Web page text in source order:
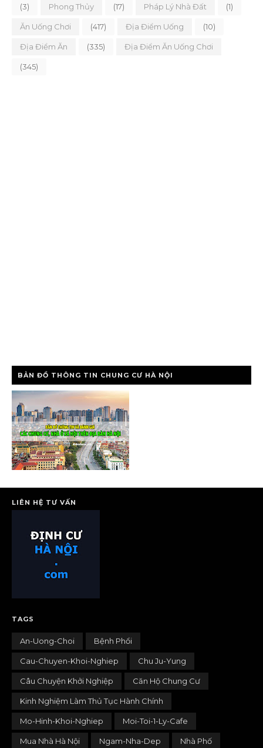
(3) Phong Thủy (17) Pháp Lý Nhà Đất (1)
Ăn Uống Chơi (417) Địa Điểm Uống (10)
Địa Điểm Ăn (335) Địa Điểm Ăn Uống Chơi
(345)
BẢN ĐỒ THÔNG TIN CHUNG CƯ HÀ NỘI
LIÊN HỆ TƯ VẤN
TAGS
An-Uong-Choi Bệnh Phổi
Cau-Chuyen-Khoi-Nghiep Chu Ju-Yung
Câu Chuyện Khởi Nghiệp Căn Hộ Chung Cư
Kinh Nghiệm Làm Thủ Tục Hành Chính
Mo-Hinh-Khoi-Nghiep Moi-Toi-1-Ly-Cafe
Mua Nhà Hà Nội Ngam-Nha-Dep Nhà Phố